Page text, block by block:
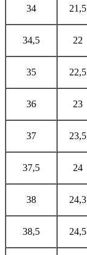
34 21,5
34,5 22
35 22,5
36 23
37 23,5
37,5 24
38 24,3
38,5 24,5